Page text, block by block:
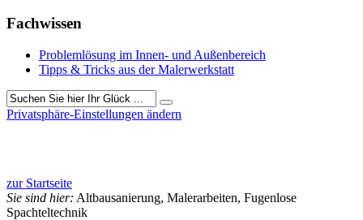
Fachwissen
Problemlösung im Innen- und Außenbereich
Tipps & Tricks aus der Malerwerkstatt
Privatsphäre-Einstellungen ändern
zur Startseite
Sie sind hier: Altbausanierung, Malerarbeiten, Fugenlose
Spachteltechnik